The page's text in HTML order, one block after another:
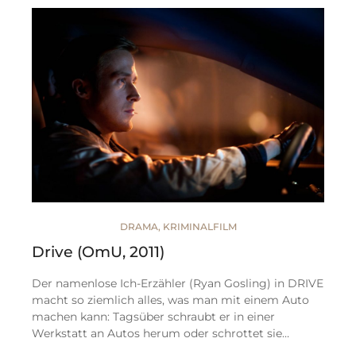
DRAMA, KRIMINALFILM
Drive (OmU, 2011)
Der namenlose Ich-Erzähler (Ryan Gosling) in DRIVE
macht so ziemlich alles, was man mit einem Auto
machen kann: Tagsüber schraubt er in einer
Werkstatt an Autos herum oder schrottet sie…